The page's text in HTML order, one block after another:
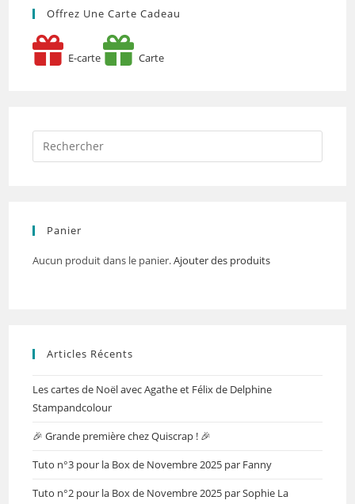
Offrez Une Carte Cadeau
E-carte Carte
Panier
Aucun produit dans le panier.Ajouter des produits
Articles Récents
Les cartes de Noël avec Agathe et Félix de Delphine
Stampandcolour
🎉 Grande première chez Quiscrap ! 🎉
Tuto n°3 pour la Box de Novembre 2025 par Fanny
Tuto n°2 pour la Box de Novembre 2025 par Sophie La